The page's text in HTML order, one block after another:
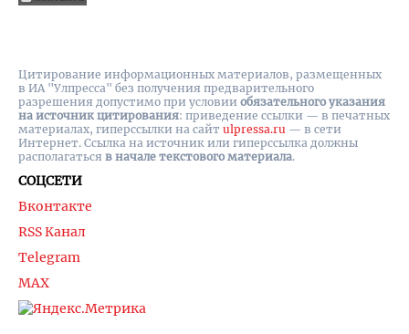
СОЦСЕТИ
Вконтакте
RSS Канал
Telegram
MAX
Цитирование информационных материалов, размещенных
в ИА "Улпресса" без получения предварительного
разрешения допустимо при условии обязательного указания
на источник цитирования: приведение ссылки — в печатных
материалах, гиперссылки на cайт ulpressa.ru — в сети
Интернет. Ссылка на источник или гиперссылка должны
располагаться в начале текстового материала.